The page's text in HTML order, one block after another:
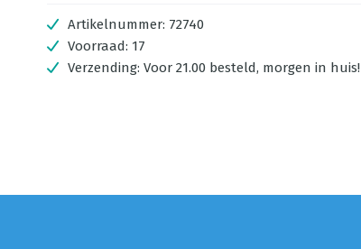
Artikelnummer: 72740
Voorraad: 17
Verzending: Voor 21.00 besteld, morgen in huis!